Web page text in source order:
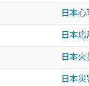
日本
日本
日本
日本